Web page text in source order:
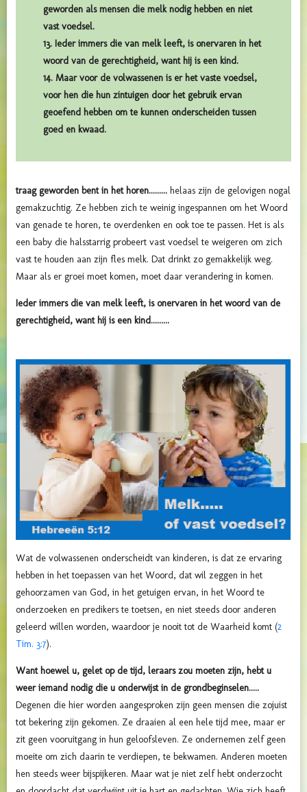
geworden als mensen die melk nodig hebben en niet
vast voedsel.
13. Ieder immers die van melk leeft, is onervaren in het
woord van de gerechtigheid, want hij is een kind.
14. Maar voor de volwassenen is er het vaste voedsel,
voor hen die hun zintuigen door het gebruik ervan
geoefend hebben om te kunnen onderscheiden tussen
goed en kwaad.
traag geworden bent in het horen......... helaas zijn de gelovigen nogal
gemakzuchtig. Ze hebben zich te weinig ingespannen om het Woord
van genade te horen, te overdenken en ook toe te passen. Het is als
een baby die halsstarrig probeert vast voedsel te weigeren om zich
vast te houden aan zijn fles melk. Dat drinkt zo gemakkelijk weg.
Maar als er groei moet komen, moet daar verandering in komen.
Ieder immers die van melk leeft, is onervaren in het woord van de
gerechtigheid, want hij is een kind.........
Wat de volwassenen onderscheidt van kinderen, is dat ze ervaring
hebben in het toepassen van het Woord, dat wil zeggen in het
gehoorzamen van God, in het getuigen ervan, in het Woord te
onderzoeken en predikers te toetsen, en niet steeds door anderen
geleerd willen worden, waardoor je nooit tot de Waarheid komt (2
Tim. 3:7).
Want hoewel u, gelet op de tijd, leraars zou moeten zijn, hebt u
weer iemand nodig die u onderwijst in de grondbeginselen.....
Degenen die hier worden aangesproken zijn geen mensen die zojuist
tot bekering zijn gekomen. Ze draaien al een hele tijd mee, maar er
zit geen vooruitgang in hun geloofsleven. Ze ondernemen zelf geen
moeite om zich daarin te verdiepen, te bekwamen. Anderen moeten
hen steeds weer bijspijkeren. Maar wat je niet zelf hebt onderzocht